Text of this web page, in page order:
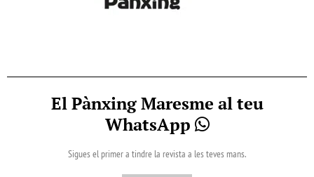
El Pànxing Maresme al teu
WhatsApp
Sigues el primer a tindre la revista a les teves mans.